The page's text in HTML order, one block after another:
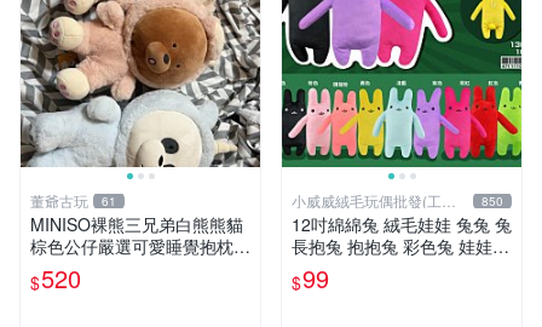
董爺古玩 61
MINISO裸熊三兄弟白熊熊貓
棕色公仔嚴選可愛睡覺抱枕玩
偶熊玩具 裸熊 玩具 公仔
$520
小威威絨毛玩偶批發(工廠
直營)
850
12吋綿綿兔 絨毛娃娃 兔兔 兔
長抱兔 抱抱兔 彩色兔 娃娃
公仔 禮品 生活雜貨
$99